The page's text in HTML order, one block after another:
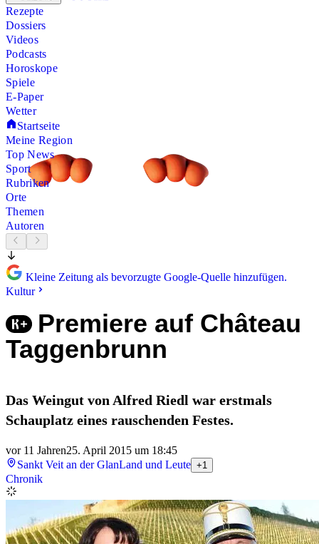
Rezepte
Dossiers
Videos
Podcasts
Horoskope
Spiele
E-Paper
Wetter
Startseite
Meine Region
Top News
Sport
Rubriken
Orte
Themen
Autoren
Kleine Zeitung als bevorzugte Google-Quelle hinzufügen.
Kultur
Premiere auf Château
Taggenbrunn
Das Weingut von Alfred Riedl war erstmals
Schauplatz eines rauschenden Festes.
vor 11 Jahren25. April 2015 um 18:45
Sankt Veit an der GlanLand und Leute +1
Chronik